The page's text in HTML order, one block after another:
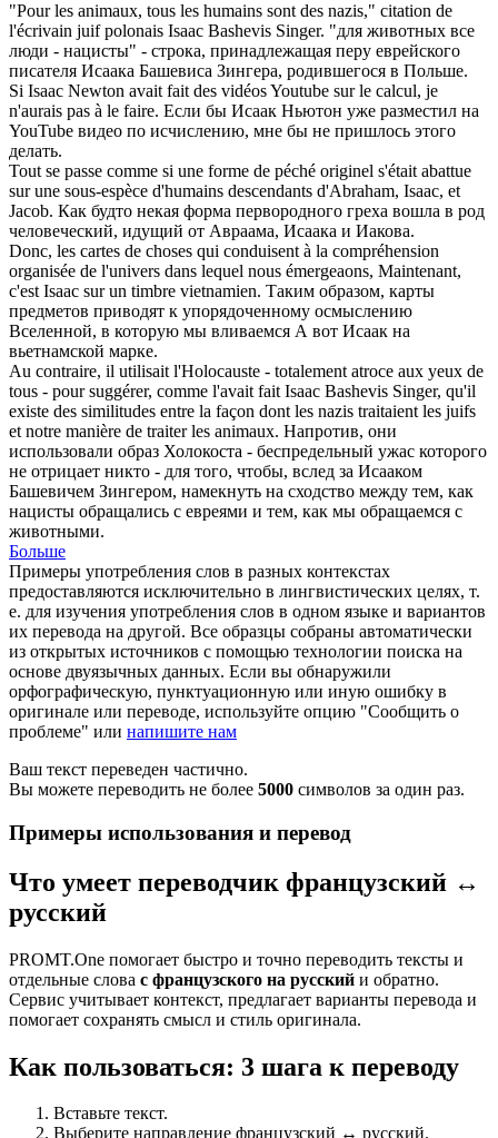
"Pour les animaux, tous les humains sont des nazis," citation de
l'écrivain juif polonais Isaac Bashevis Singer. "для животных все
люди - нацисты" - строка, принадлежащая перу еврейского
писателя Исаака Башевиса Зингера, родившегося в Польше.
Si Isaac Newton avait fait des vidéos Youtube sur le calcul, je
n'aurais pas à le faire. Если бы Исаак Ньютон уже разместил на
YouTube видео по исчислению, мне бы не пришлось этого
делать.
Tout se passe comme si une forme de péché originel s'était abattue
sur une sous-espèce d'humains descendants d'Abraham, Isaac, et
Jacob. Как будто некая форма первородного греха вошла в род
человеческий, идущий от Авраама, Исаака и Иакова.
Donc, les cartes de choses qui conduisent à la compréhension
organisée de l'univers dans lequel nous émergeaons, Maintenant,
c'est Isaac sur un timbre vietnamien. Таким образом, карты
предметов приводят к упорядоченному осмыслению
Вселенной, в которую мы вливаемся А вот Исаак на
вьетнамской марке.
Au contraire, il utilisait l'Holocauste - totalement atroce aux yeux de
tous - pour suggérer, comme l'avait fait Isaac Bashevis Singer, qu'il
existe des similitudes entre la façon dont les nazis traitaient les juifs
et notre manière de traiter les animaux. Напротив, они
использовали образ Холокоста - беспредельный ужас которого
не отрицает никто - для того, чтобы, вслед за Исааком
Башевичем Зингером, намекнуть на сходство между тем, как
нацисты обращались с евреями и тем, как мы обращаемся с
животными.
Больше
Примеры употребления слов в разных контекстах
предоставляются исключительно в лингвистических целях, т.
е. для изучения употребления слов в одном языке и вариантов
их перевода на другой. Все образцы собраны автоматически
из открытых источников с помощью технологии поиска на
основе двуязычных данных. Если вы обнаружили
орфографическую, пунктуационную или иную ошибку в
оригинале или переводе, используйте опцию "Сообщить о
проблеме" или напишите нам
Ваш текст переведен частично.
Вы можете переводить не более 5000 символов за один раз.
Примеры использования и перевод
Что умеет переводчик французский ↔
русский
PROMT.One помогает быстро и точно переводить тексты и
отдельные слова с французского на русский и обратно.
Сервис учитывает контекст, предлагает варианты перевода и
помогает сохранять смысл и стиль оригинала.
Как пользоваться: 3 шага к переводу
Вставьте текст.
Выберите направление французский ↔ русский.